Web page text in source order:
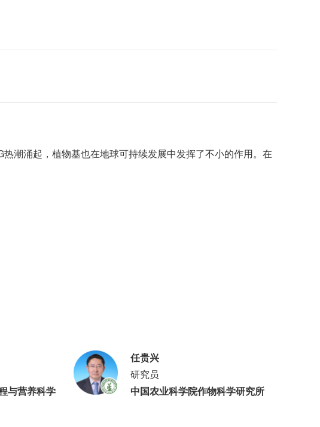
潮涌起，植物基也在地球可持续发展中发挥了不小的作用。在
与营养科学
任贵兴
研究员
中国农业科学院作物科学研究所